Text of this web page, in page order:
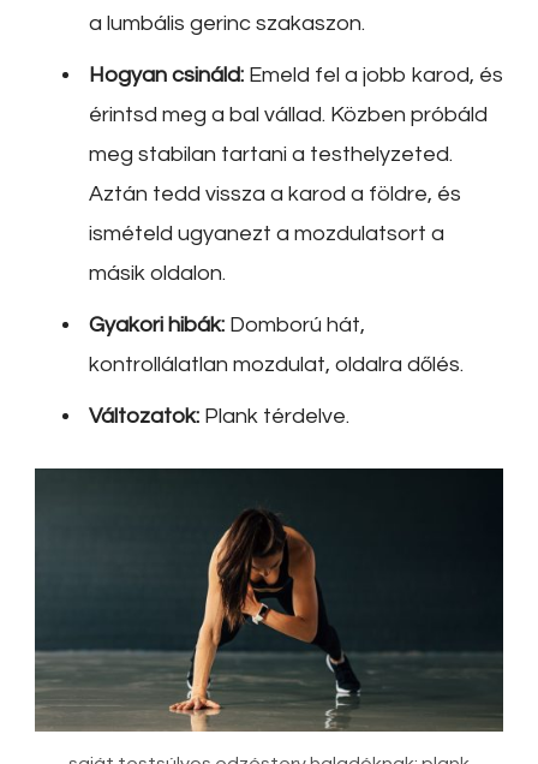
a lumbális gerinc szakaszon.
Hogyan csináld: Emeld fel a jobb karod, és
érintsd meg a bal vállad. Közben próbáld
meg stabilan tartani a testhelyzeted.
Aztán tedd vissza a karod a földre, és
ismételd ugyanezt a mozdulatsort a
másik oldalon.
Gyakori hibák: Domború hát,
kontrollálatlan mozdulat, oldalra dőlés.
Változatok: Plank térdelve.